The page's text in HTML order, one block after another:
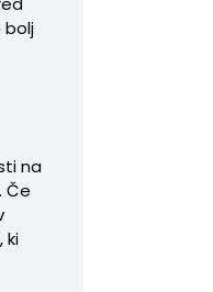
bolj
na
Če
ki